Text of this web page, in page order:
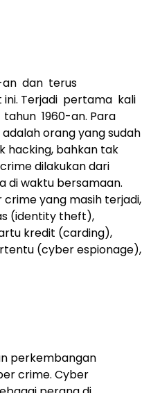
an dan terus
Terjadi pertama kali
1960-an. Para
orang yang sudah
hacking, bahkan tak
dilakukan dari
di waktu bersamaan.
yang masih terjadi,
(identity theft),
kredit (carding),
(cyber espionage),
perkembangan
crime. Cyber